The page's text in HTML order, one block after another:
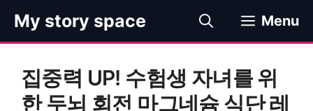
츠
My story space Menu
집중력 UP! 수험생 자녀를 위
한 두뇌 회전 마그네슘 식단 레